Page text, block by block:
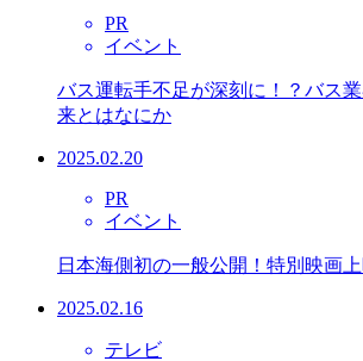
PR
イベント
バス運転手不足が深刻に！？バス
来とはなにか
2025.02.20
PR
イベント
日本海側初の一般公開！特別映画上
2025.02.16
テレビ